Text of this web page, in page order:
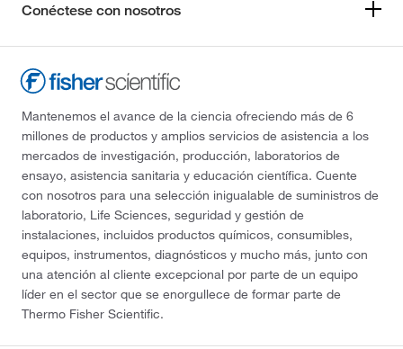
Conéctese con nosotros
Mantenemos el avance de la ciencia ofreciendo más de 6
millones de productos y amplios servicios de asistencia a los
mercados de investigación, producción, laboratorios de
ensayo, asistencia sanitaria y educación científica. Cuente
con nosotros para una selección inigualable de suministros de
laboratorio, Life Sciences, seguridad y gestión de
instalaciones, incluidos productos químicos, consumibles,
equipos, instrumentos, diagnósticos y mucho más, junto con
una atención al cliente excepcional por parte de un equipo
líder en el sector que se enorgullece de formar parte de
Thermo Fisher Scientific.